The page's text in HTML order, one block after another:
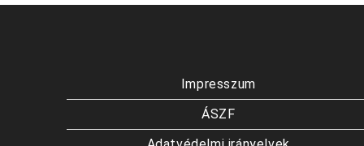
Impresszum
ÁSZF